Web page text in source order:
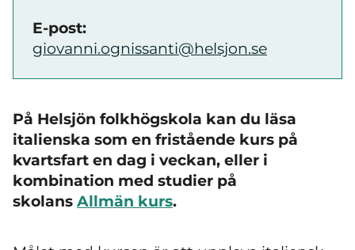
E-post:
giovanni.ognissanti@helsjon.se
På Helsjön folkhögskola kan du läsa
italienska som en fristående kurs på
kvartsfart en dag i veckan, eller i
kombination med studier på
skolans Allmän kurs.